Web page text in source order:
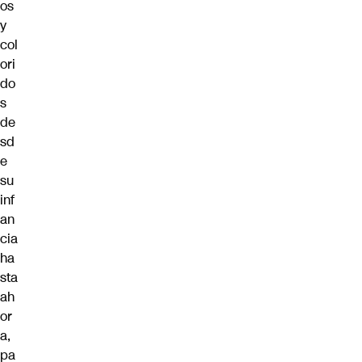
os
y
col
ori
do
s
de
sd
e
su
inf
an
cia
ha
sta
ah
or
a,
pa